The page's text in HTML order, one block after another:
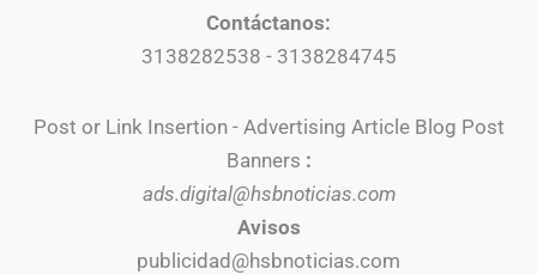
Contáctanos:
3138282538 - 3138284745
Post or Link Insertion - Advertising Article Blog Post
Banners :
ads.digital@hsbnoticias.com
Avisos
publicidad@hsbnoticias.com